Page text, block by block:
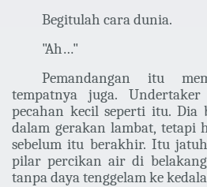
Begitulah cara dunia.
"Ah…"
Pemandangan itu
tempatnya juga.
pecahan kecil seperti itu. Dia
dalam gerakan lambat, tetapi
sebelum itu berakhir. Itu
pilar percikan air di
tanpa daya tenggelam ke